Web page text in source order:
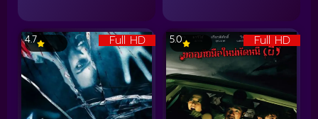
Full HD
4.7 Full HD
5.0